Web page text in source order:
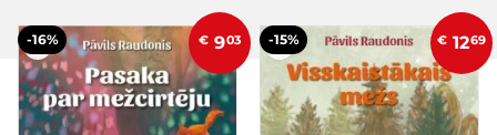
-16% € 903 -15% € 1269